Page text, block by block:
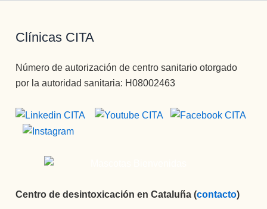
Clínicas CITA
Número de autorización de centro sanitario otorgado
por la autoridad sanitaria: H08002463
Centro de desintoxicación en Cataluña (contacto)